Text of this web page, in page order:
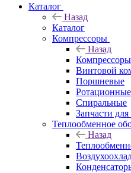
Каталог
Назад
Каталог
Компрессоры
Назад
Компрессоры
Винтовой
Поршневые
Ротационные
Спиральные
Запчасти
Теплообменное
Назад